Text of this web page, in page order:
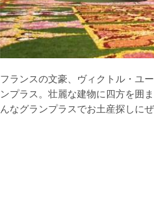
フランスの文豪、ヴィクトル・ユ
ンプラス。壮麗な建物に四方を囲
んなグランプラスでお土産探しに